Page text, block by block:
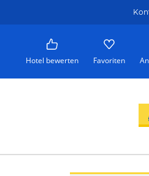
Hotel bewerten Favoriten